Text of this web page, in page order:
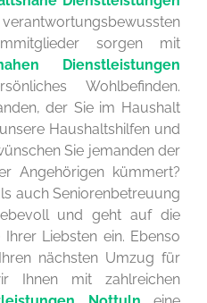
sorgen mit
Dienstleistungen
Wohlbefinden.
der Sie im Haushalt
Haushaltshilfen und
Sie jemanden der
Angehörigen kümmert?
auch Seniorenbetreuung
und geht auf die
Liebsten ein. Ebenso
nächsten Umzug für
Ihnen mit zahlreichen